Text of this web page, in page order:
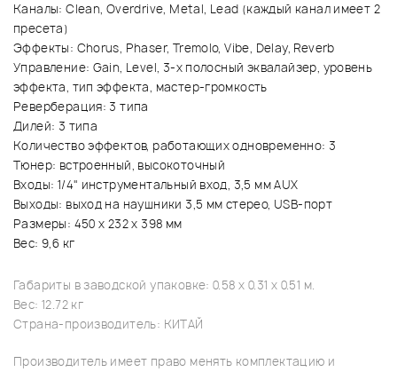
Каналы: Clean, Overdrive, Metal, Lead (каждый канал имеет 2
пресета)
Эффекты: Chorus, Phaser, Tremolo, Vibe, Delay, Reverb
Управление: Gain, Level, 3-х полосный эквалайзер, уровень
эффекта, тип эффекта, мастер-громкость
Реверберация: 3 типа
Дилей: 3 типа
Количество эффектов, работающих одновременно: 3
Тюнер: встроенный, высокоточный
Входы: 1/4" инструментальный вход, 3,5 мм AUX
Выходы: выход на наушники 3,5 мм стерео, USB-порт
Размеры: 450 х 232 х 398 мм
Вес: 9,6 кг
Габариты в заводской упаковке: 0.58 x 0.31 x 0.51 м.
Вес: 12.72 кг
Страна-производитель: КИТАЙ
Производитель имеет право менять комплектацию и